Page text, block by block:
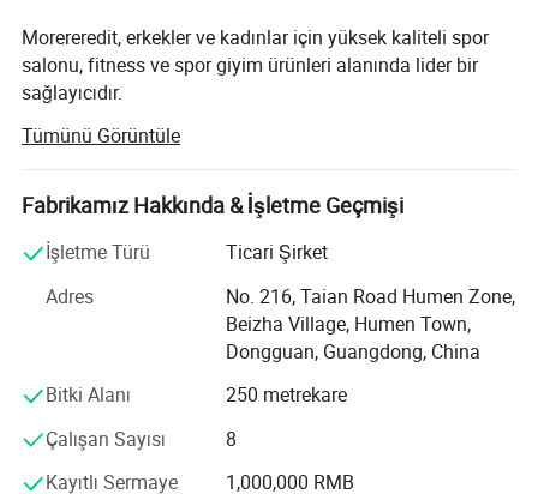
Özel Etiket uygun fiyatlı ve Yüksek kaliteli Sportif giysi
Satıcısı, Uzun Kollu POLO Yaka Üstü egzersiz Elbiseleri
Standart Boyut: S/M/L/XL/2XL
Morereredit, erkekler ve kadınlar için yüksek kaliteli spor
salonu, fitness ve spor giyim ürünleri alanında lider bir
sağlayıcıdır.
Yenilik, stil ve konfor taahhüdüyle, dünya çapındaki
kurumsal alıcılara kaliteli toptan ürünler sunma ve özel
tasarım hizmetleri sunma konusunda uzmanlaştık.
Misyonumuz
performans, dayanıklılık ve modern estetiğe uyum
sağlayan giysiler sunarak bireyleri fitness hedeflerine
ulaşmaları için güçlendiriyor. Yüksek kaliteli fitness giyim
ve özel markalama çözümleri arayan işletmeler için tercih
edilen ortak olmayı hedefliyoruz.
Küresel ortaklarla KAZANÇLI bir iş yaratan sürdürülebilir,
şık ve yüksek performanslı Çözümler sunarak fitness
Tümünü Görüntüle
Fabrikamız Hakkında & İşletme Geçmişi
İşletme Türü
Ticari Şirket
Adres
No. 216, Taian Road Humen Zone,
Beizha Village, Humen Town,
Dongguan, Guangdong, China
Bitki Alanı
250 metrekare
Çalışan Sayısı
8
Kayıtlı Sermaye
1,000,000 RMB